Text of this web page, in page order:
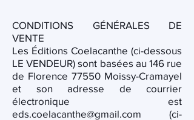
CONDITIONS GÉNÉRALES DE
VENTE
Les Éditions Coelacanthe (ci-dessous
LE VENDEUR) sont basées au 146 rue
de Florence 77550 Moissy-Cramayel
et son adresse de courrier
électronique est
eds.coelacanthe@gmail.com (ci-